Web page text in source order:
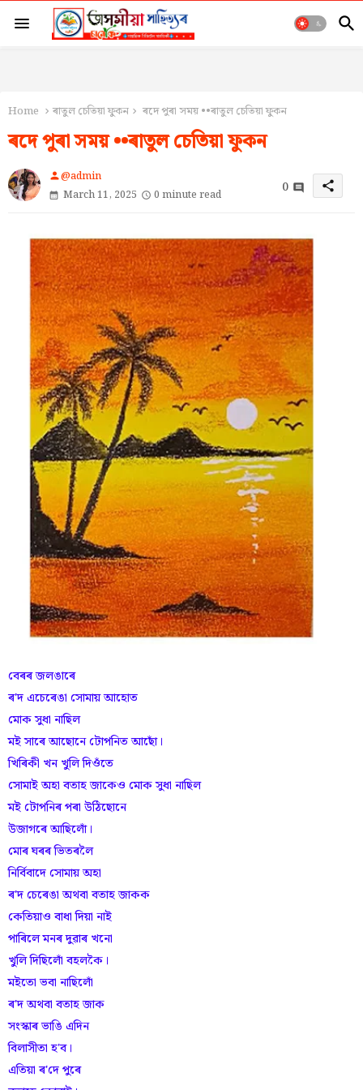
Home ৰাতুল চেতিয়া ফুকন ৰদে পুৰা সময় ••ৰাতুল চেতিয়া ফুকন
ৰদে পুৰা সময় ••ৰাতুল চেতিয়া ফুকন
person@admin
March 11, 2025
0 minute read 0 share
বেৰৰ জলঙাৰে
ৰ'দ এচেৰেঙা সোমায় আহোত
মোক সুধা নাছিল
মই সাৰে আছোনে টোপনিত আছোঁ।
খিৰিকী খন খুলি দিওঁতে
সোমাই অহা বতাহ জাকেও মোক সুধা নাছিল
মই টোপনিৰ পৰা উঠিছোনে
উজাগৰে আছিলোঁ।
মোৰ ঘৰৰ ভিতৰলৈ
নিৰ্বিবাদে সোমায় অহা
ৰ'দ চেৰেঙা অথবা বতাহ জাকক
কেতিয়াও বাধা দিয়া নাই
পাৰিলে মনৰ দুৱাৰ খনো
খুলি দিছিলোঁ বহলকৈ।
মইতো ভবা নাছিলোঁ
ৰ'দ অথবা বতাহ জাক
সংস্কাৰ ভাঙি এদিন
বিলাসীতা হ'ব।
এতিয়া ৰ'দে পুৰে